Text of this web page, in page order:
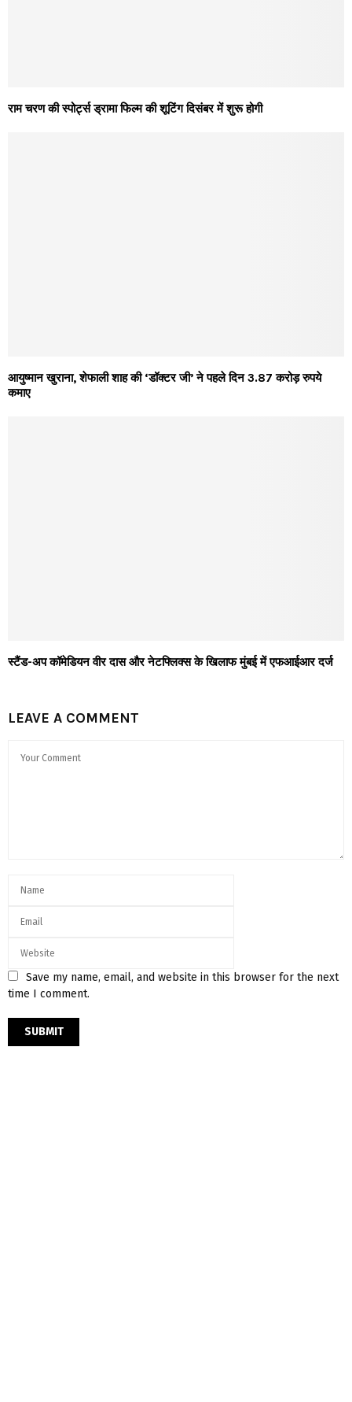
राम चरण की स्पोर्ट्स ड्रामा फिल्म की शूटिंग दिसंबर में शुरू होगी
आयुष्मान खुराना, शेफाली शाह की ‘डॉक्टर जी’ ने पहले दिन 3.87 करोड़ रुपये
कमाए
स्टैंड-अप कॉमेडियन वीर दास और नेटफ्लिक्स के खिलाफ मुंबई में एफआईआर दर्ज
LEAVE A COMMENT
Save my name, email, and website in this browser for the next
time I comment.